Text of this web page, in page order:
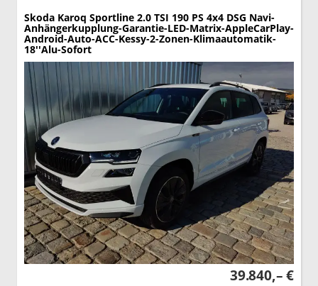
Skoda Karoq Sportline 2.0 TSI 190 PS 4x4 DSG Navi-
Anhängerkupplung-Garantie-LED-Matrix-AppleCarPlay-
Android-Auto-ACC-Kessy-2-Zonen-Klimaautomatik-
18''Alu-Sofort
39.840,– €